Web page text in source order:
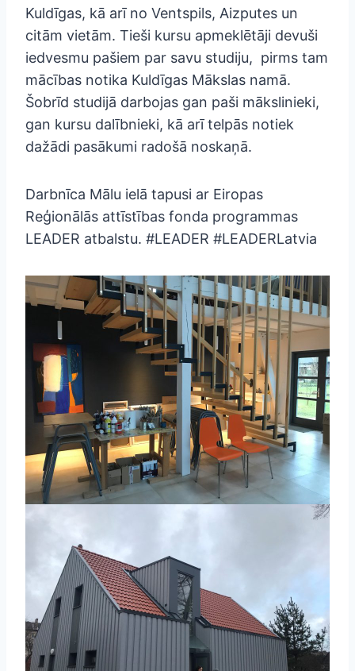
Kuldīgas, kā arī no Ventspils, Aizputes un
citām vietām. Tieši kursu apmeklētāji devuši
iedvesmu pašiem par savu studiju, pirms tam
mācības notika Kuldīgas Mākslas namā.
Šobrīd studijā darbojas gan paši mākslinieki,
gan kursu dalībnieki, kā arī telpās notiek
dažādi pasākumi radošā noskaņā.
Darbnīca Mālu ielā tapusi ar Eiropas
Reģionālās attīstības fonda programmas
LEADER atbalstu. #LEADER #LEADERLatvia